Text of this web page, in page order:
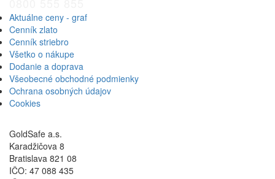
Aktuálne ceny - graf
Cenník zlato
Cenník striebro
Všetko o nákupe
Dodanie a doprava
Všeobecné obchodné podmienky
Ochrana osobných údajov
Cookies
GoldSafe a.s.
Karadžičova 8
Bratislava 821 08
IČO: 47 088 435